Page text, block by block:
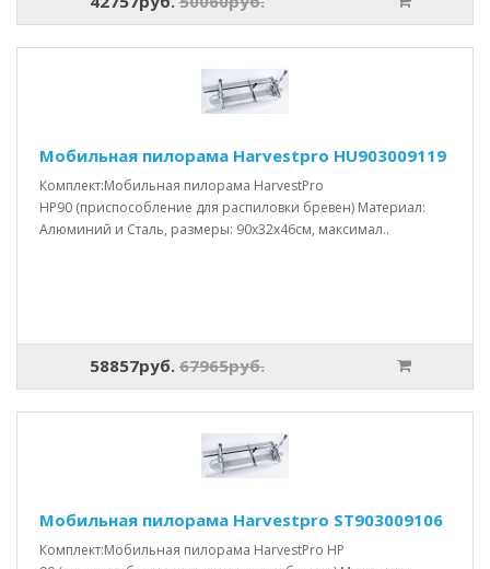
Мобильная пилорама Harvestpro HU903009119
Комплект:Мобильная пилорама HarvestPro
HP90 (приспособление для распиловки бревен) Материал:
Алюминий и Сталь, размеры: 90x32x46см, максимал..
58857руб. 67965руб.
Мобильная пилорама Harvestpro ST903009106
Комплект:Мобильная пилорама HarvestPro HP